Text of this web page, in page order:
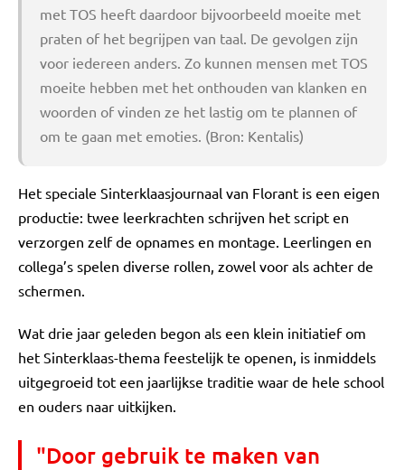
met TOS heeft daardoor bijvoorbeeld moeite met
praten of het begrijpen van taal. De gevolgen zijn
voor iedereen anders. Zo kunnen mensen met TOS
moeite hebben met het onthouden van klanken en
woorden of vinden ze het lastig om te plannen of
om te gaan met emoties. (Bron: Kentalis)
Het speciale Sinterklaasjournaal van Florant is een eigen
productie: twee leerkrachten schrijven het script en
verzorgen zelf de opnames en montage. Leerlingen en
collega’s spelen diverse rollen, zowel voor als achter de
schermen.
Wat drie jaar geleden begon als een klein initiatief om
het Sinterklaas-thema feestelijk te openen, is inmiddels
uitgegroeid tot een jaarlijkse traditie waar de hele school
en ouders naar uitkijken.
"Door gebruik te maken van